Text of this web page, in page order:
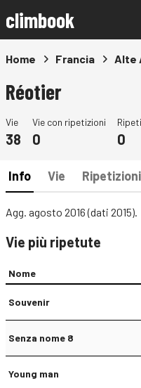
climbook
Home Francia Alte
Réotier
Vie
38
Vie con ripetizioni
0 0
Info Vie Ripetizioni
Agg. agosto 2016 (dati 2015).
Vie più ripetute
Nome
Souvenir
Senza nome 8
Young man